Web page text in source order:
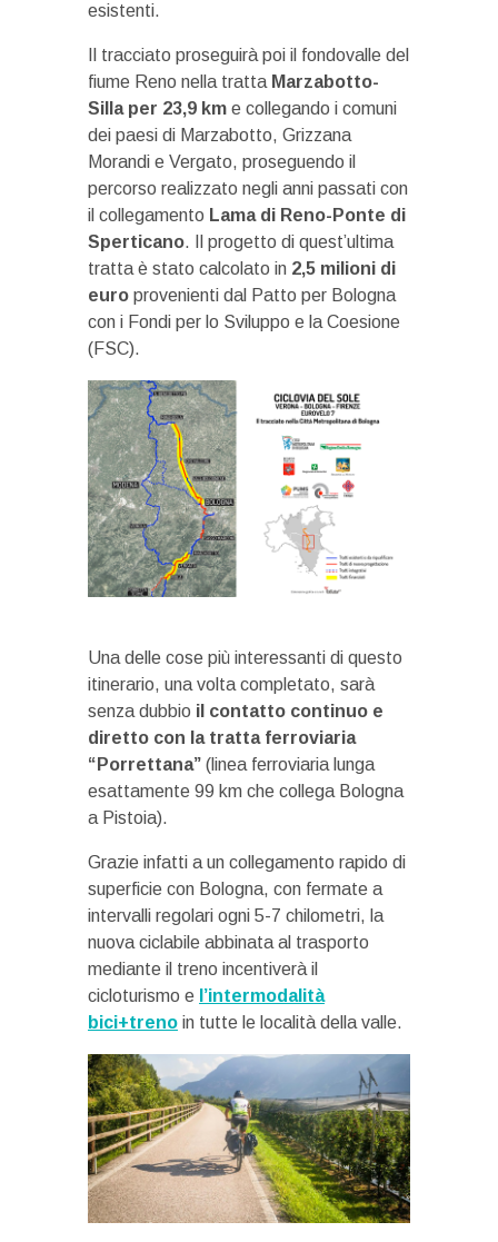
esistenti.
Il tracciato proseguirà poi il fondovalle del
fiume Reno nella tratta Marzabotto-
Silla per 23,9 km e collegando i comuni
dei paesi di Marzabotto, Grizzana
Morandi e Vergato, proseguendo il
percorso realizzato negli anni passati con
il collegamento Lama di Reno-Ponte di
Sperticano. Il progetto di quest’ultima
tratta è stato calcolato in 2,5 milioni di
euro provenienti dal Patto per Bologna
con i Fondi per lo Sviluppo e la Coesione
(FSC).
Una delle cose più interessanti di questo
itinerario, una volta completato, sarà
senza dubbio il contatto continuo e
diretto con la tratta ferroviaria
“Porrettana” (linea ferroviaria lunga
esattamente 99 km che collega Bologna
a Pistoia).
Grazie infatti a un collegamento rapido di
superficie con Bologna, con fermate a
intervalli regolari ogni 5-7 chilometri, la
nuova ciclabile abbinata al trasporto
mediante il treno incentiverà il
cicloturismo e l’intermodalità
bici+treno in tutte le località della valle.